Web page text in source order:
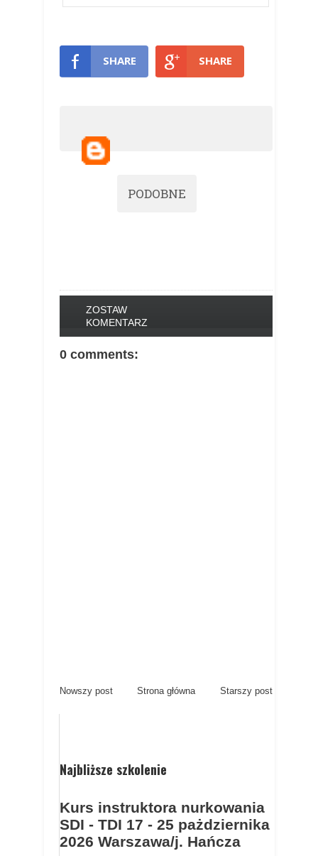
SHARE SHARE
PODOBNE
ZOSTAW
KOMENTARZ
0 comments:
Nowszy post Starszy post
Strona główna
Najbliższe szkolenie
Kurs instruktora nurkowania
SDI - TDI 17 - 25 pażdziernika
2026 Warszawa/j. Hańcza